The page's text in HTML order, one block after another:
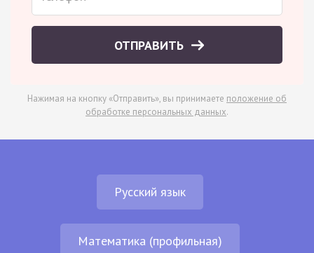
ОТПРАВИТЬ
Нажимая на кнопку «Отправить», вы принимаете положение об
обработке персональных данных.
Русский язык
Математика (профильная)